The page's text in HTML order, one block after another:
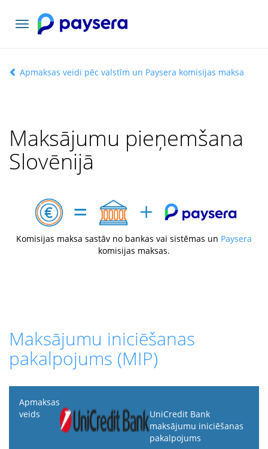
Pārslēgt
navigāciju
Apmaksas veidi pēc valstīm un Paysera komisijas maksa
Maksājumu pieņemšana
Slovēnijā
Komisijas maksa sastāv no bankas vai sistēmas un Paysera
komisijas maksas.
Maksājumu iniciēšanas
pakalpojums (MIP)
Apmaksas
veids
UniCredit Bank
maksājumu iniciēšanas
pakalpojums